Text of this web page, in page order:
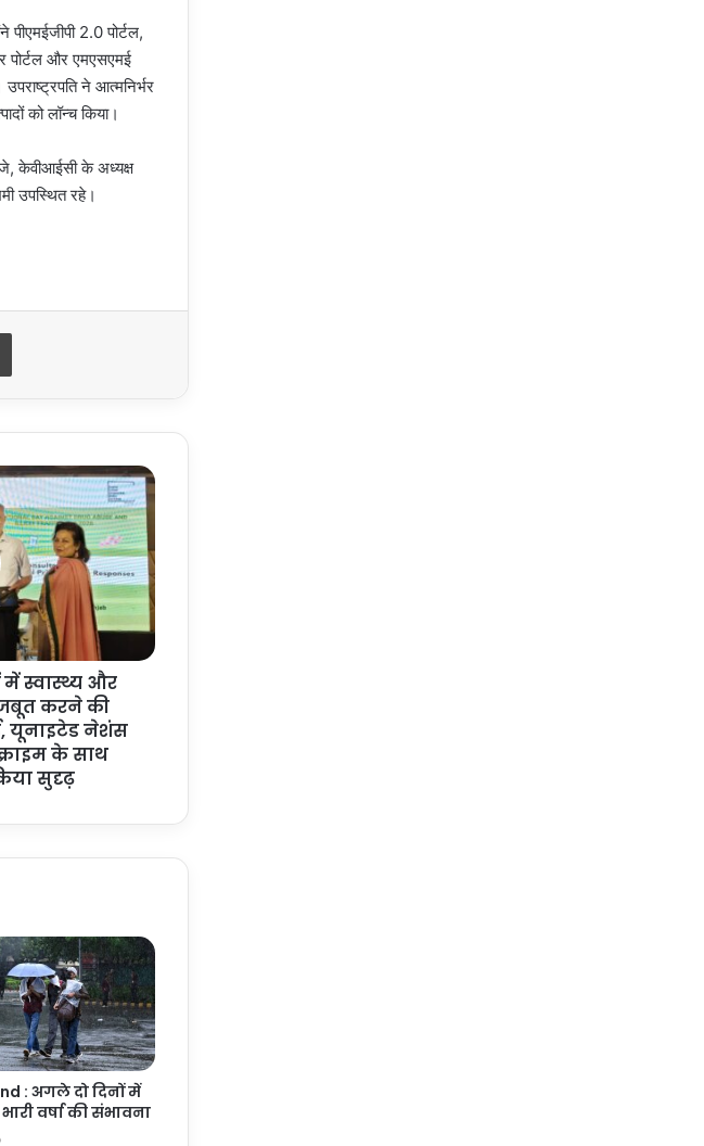
2.0 पोर्टल,
पोर्टल और एमएसएमई
ने आत्मनिर्भर
को लॉन्च किया।
केवीआईसी के अध्यक्ष
उपस्थित रहे।
Print
स्वास्थ्य और
करने की
यूनाइटेड नेशंस
के साथ
सुदृढ़
: अगले दो दिनों में
वर्षा की संभावना